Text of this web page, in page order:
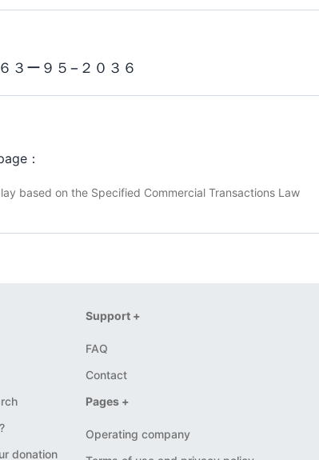
３ー９５−２０３６
：
based on the Specified Commercial Transactions Law
donation
Support +
FAQ
Contact
Pages +
Operating company